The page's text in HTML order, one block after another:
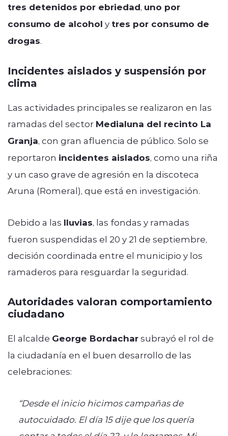
tres detenidos por ebriedad, uno por
consumo de alcohol y tres por consumo de
drogas.
Incidentes aislados y suspensión por
clima
Las actividades principales se realizaron en las
ramadas del sector Medialuna del recinto La
Granja, con gran afluencia de público. Solo se
reportaron incidentes aislados, como una riña
y un caso grave de agresión en la discoteca
Aruna (Romeral), que está en investigación.
Debido a las lluvias, las fondas y ramadas
fueron suspendidas el 20 y 21 de septiembre,
decisión coordinada entre el municipio y los
ramaderos para resguardar la seguridad.
Autoridades valoran comportamiento
ciudadano
El alcalde George Bordacharsubrayó el rol de
la ciudadanía en el buen desarrollo de las
celebraciones:
“Desde el inicio hicimos campañas de
autocuidado. El día 15 dije que los quería